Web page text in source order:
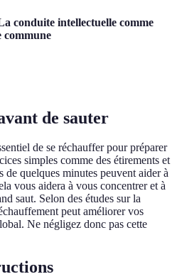
conduite intellectuelle comme
commune
de sauter
de se réchauffer pour préparer
simples comme des étirements et
de quelques minutes peuvent aider à
vous aidera à vous concentrer et à
saut. Selon des études sur la
peut améliorer vos
Ne négligez donc pas cette